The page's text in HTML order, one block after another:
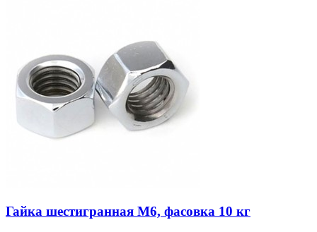
Гайка шестигранная М6, фасовка 10 кг